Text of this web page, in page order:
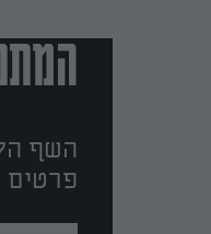
השף
פרטים